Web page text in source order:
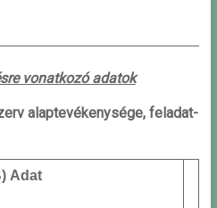
vonatkozó adatok
alaptevékenysége, feladat-
Adat